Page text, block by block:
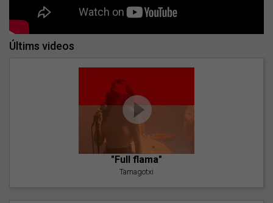
Últims videos
"Full flama"
Tamagotxi